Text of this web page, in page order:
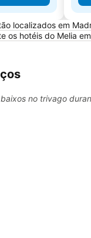
sobre
localizados em
os hotéis do Melia
no trivago